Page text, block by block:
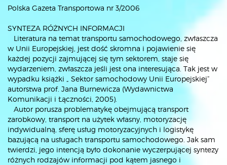
Polska Gazeta Transportowa nr 3/2006
SYNTEZA RÓŻNYCH INFORMACJI
Literatura na temat transportu samochodowego, zwłaszcza
w Unii Europejskiej, jest dość skromna i pojawienie się
każdej pozycji zajmującej się tym sektorem, staje się
wydarzeniem, zwłaszcza jeśli jest ona interesująca. Tak jest w
wypadku książki „ Sektor samochodowy Unii Europejskiej”
autorstwa prof. Jana Burnewicza (Wydawnictwa
Komunikacji i Łączności, 2005).
Autor porusza problematykę obejmującą transport
zarobkowy, transport na użytek własny, motoryzację
indywidualną, sferę usług motoryzacyjnych i logistykę
bazującą na usługach transportu samochodowego. Jak sam
twierdzi, jego intencją było dokonanie wyczerpującej syntezy
różnych rodzajów informacji pod kątem jasnego i